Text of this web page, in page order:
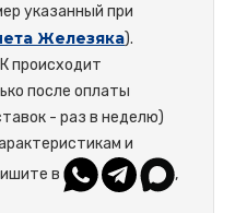
указанный при
Железяка).
происходит
после оплаты
- раз в неделю)
и
в
,